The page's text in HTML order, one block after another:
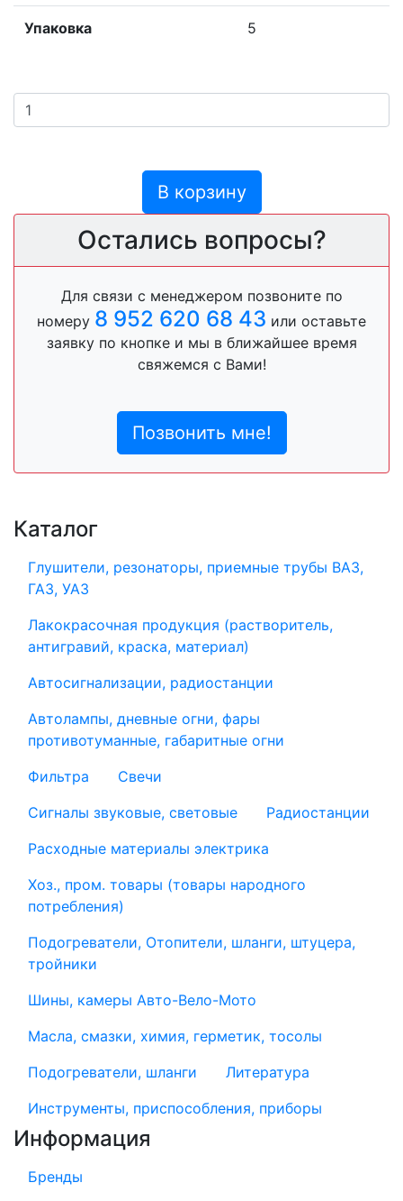
Упаковка 5
В корзину
Остались вопросы?
Для связи с менеджером позвоните по
номеру 8 952 620 68 43 или оставьте
заявку по кнопке и мы в ближайшее время
свяжемся с Вами!
Позвонить мне!
Каталог
Глушители, резонаторы, приемные трубы ВАЗ,
ГАЗ, УАЗ
Лакокрасочная продукция (растворитель,
антигравий, краска, материал)
Автосигнализации, радиостанции
Автолампы, дневные огни, фары
противотуманные, габаритные огни
Фильтра
Свечи
Сигналы звуковые, световые
Радиостанции
Расходные материалы электрика
Хоз., пром. товары (товары народного
потребления)
Подогреватели, Отопители, шланги, штуцера,
тройники
Шины, камеры Авто-Вело-Мото
Масла, смазки, химия, герметик, тосолы
Подогреватели, шланги
Литература
Инструменты, приспособления, приборы
Информация
Бренды